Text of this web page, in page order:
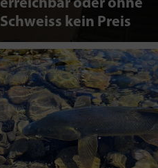
erreichbar oder ohne
Schweiss kein Preis